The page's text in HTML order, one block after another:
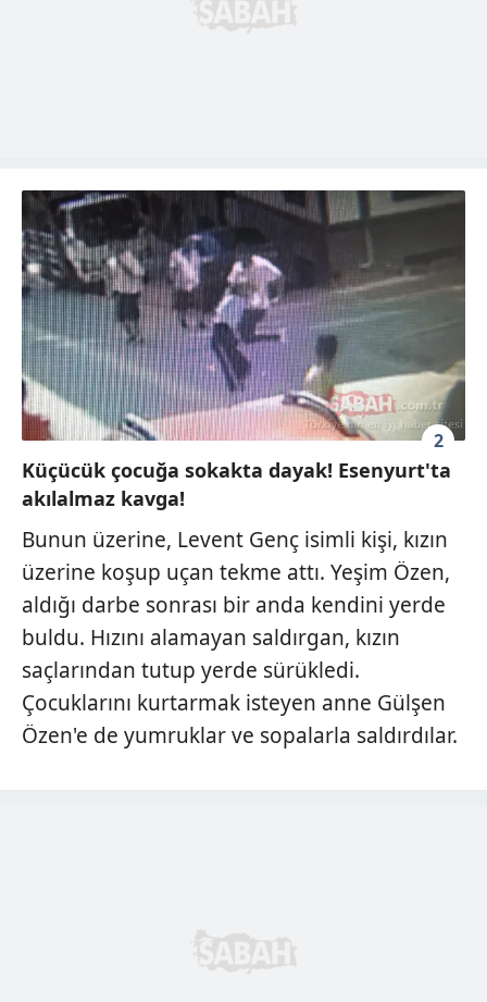
2
Küçücük çocuğa sokakta dayak! Esenyurt'ta
akılalmaz kavga!
Bunun üzerine, Levent Genç isimli kişi, kızın
üzerine koşup uçan tekme attı. Yeşim Özen,
aldığı darbe sonrası bir anda kendini yerde
buldu. Hızını alamayan saldırgan, kızın
saçlarından tutup yerde sürükledi.
Çocuklarını kurtarmak isteyen anne Gülşen
Özen'e de yumruklar ve sopalarla saldırdılar.